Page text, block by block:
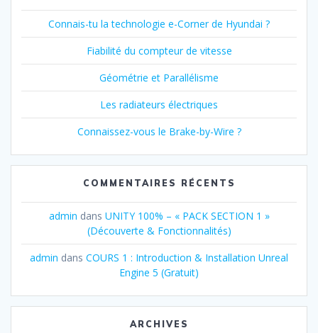
Connais-tu la technologie e-Corner de Hyundai ?
Fiabilité du compteur de vitesse
Géométrie et Parallélisme
Les radiateurs électriques
Connaissez-vous le Brake-by-Wire ?
COMMENTAIRES RÉCENTS
admin dans UNITY 100% – « PACK SECTION 1 »
(Découverte & Fonctionnalités)
admin dans COURS 1 : Introduction & Installation Unreal
Engine 5 (Gratuit)
ARCHIVES